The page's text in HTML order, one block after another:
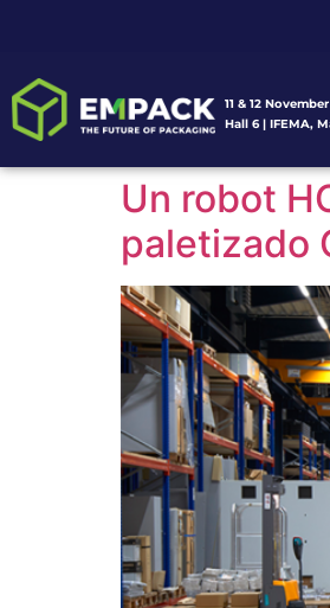
11 & 12
Hall 6 | IFEMA,
Un robot
paletizado